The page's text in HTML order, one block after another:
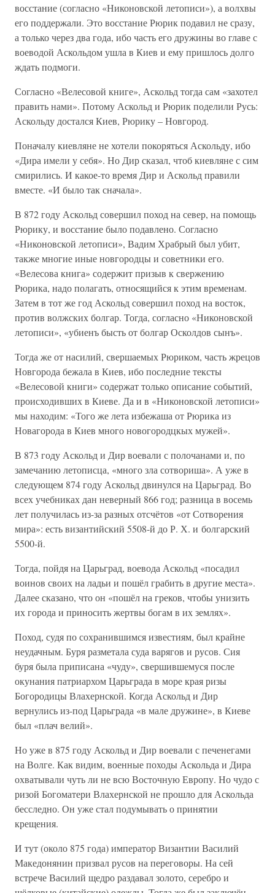
восстание (согласно «Никоновской летописи»), а волхвы
его поддержали. Это восстание Рюрик подавил не сразу,
а только через два года, ибо часть его дружины во главе с
воеводой Аскольдом ушла в Киев и ему пришлось долго
ждать подмоги.
Согласно «Велесовой книге», Аскольд тогда сам «захотел
править нами». Потому Аскольд и Рюрик поделили Русь:
Аскольду достался Киев, Рюрику – Новгород.
Поначалу киевляне не хотели покоряться Аскольду, ибо
«Дира имели у себя». Но Дир сказал, чтоб киевляне с сим
смирились. И какое-то время Дир и Аскольд правили
вместе. «И было так сначала».
В 872 году Аскольд совершил поход на север, на помощь
Рюрику, и восстание было подавлено. Согласно
«Никоновской летописи», Вадим Храбрый был убит,
также многие иные новгородцы и советники его.
«Велесова книга» содержит призыв к свержению
Рюрика, надо полагать, относящийся к этим временам.
Затем в тот же год Аскольд совершил поход на восток,
против волжских болгар. Тогда, согласно «Никоновской
летописи», «убиенъ бысть от болгар Осколдов сынъ».
Тогда же от насилий, свершаемых Рюриком, часть жрецов
Новгорода бежала в Киев, ибо последние тексты
«Велесовой книги» содержат только описание событий,
происходивших в Киеве. Да и в «Никоновской летописи»
мы находим: «Того же лета избежаша от Рюрика из
Новагорода в Киев много новогородцкых мужей».
В 873 году Аскольд и Дир воевали с полочанами и, по
замечанию летописца, «много зла сотвориша». А уже в
следующем 874 году Аскольд двинулся на Царьград. Во
всех учебниках дан неверный 866 год; разница в восемь
лет получилась из-за разных отсчётов «от Сотворения
мира»: есть византийский 5508-й до Р. Х. и болгарский
5500-й.
Тогда, пойдя на Царьград, воевода Аскольд «посадил
воинов своих на ладьи и пошёл грабить в другие места».
Далее сказано, что он «пошёл на греков, чтобы унизить
их города и приносить жертвы богам в их землях».
Поход, судя по сохранившимся известиям, был крайне
неудачным. Буря разметала суда варягов и русов. Сия
буря была приписана «чуду», свершившемуся после
окунания патриархом Царьграда в море края ризы
Богородицы Влахернской. Когда Аскольд и Дир
вернулись из-под Царьграда «в мале дружине», в Киеве
был «плач велий».
Но уже в 875 году Аскольд и Дир воевали с печенегами
на Волге. Как видим, военные походы Аскольда и Дира
охватывали чуть ли не всю Восточную Европу. Но чудо с
ризой Богоматери Влахернской не прошло для Аскольда
бесследно. Он уже стал подумывать о принятии
крещения.
И тут (около 875 года) император Византии Василий
Македонянин призвал русов на переговоры. На сей
встрече Василий щедро раздавал золото, серебро и